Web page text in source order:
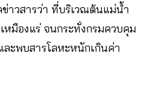
าวสารว่า ที่บริเวณต้นแม่น้ำ
มืองแร่ จนกระทั่งกรมควบคุม
ะพบสารโลหะหนักเกินค่า